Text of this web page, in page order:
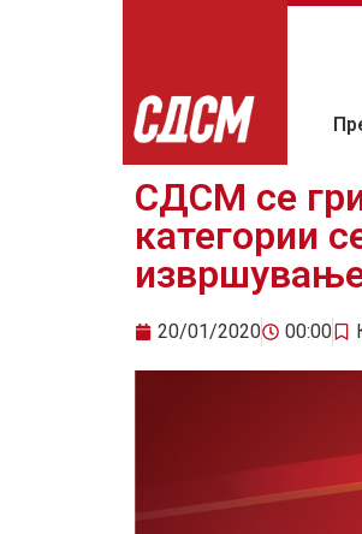
СДСМ се
категории
20/01/2020 00:00